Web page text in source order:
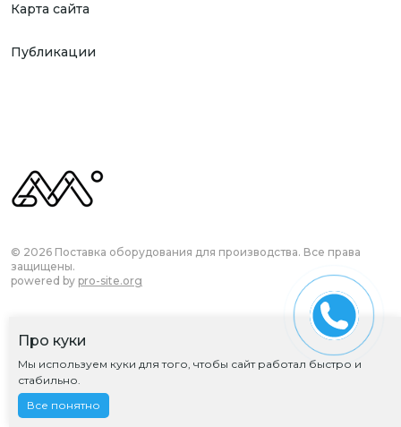
Карта сайта
Публикации
© 2026 Поставка оборудования для производства. Все права
защищены.
powered by pro-site.org
Политика обработки ПД
Про куки
Мы используем куки для того, чтобы сайт работал быстро и
стабильно.
Все понятно